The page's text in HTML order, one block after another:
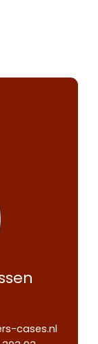
cases.nl